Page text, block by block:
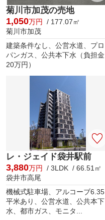
菊川市加茂の売地
1,050万円
/ 177.07㎡
菊川市加茂
建築条件なし、公営水道、プロ
パンガス、公共本下水（負担金
20万円）
レ・ジェイド袋井駅前
3,880万円 / 3LDK / 66.51㎡
袋井市高尾
機械式駐車場、アルコーブ6.35
平米あり、公営水道、公共本下
水、都市ガス、モニタ...